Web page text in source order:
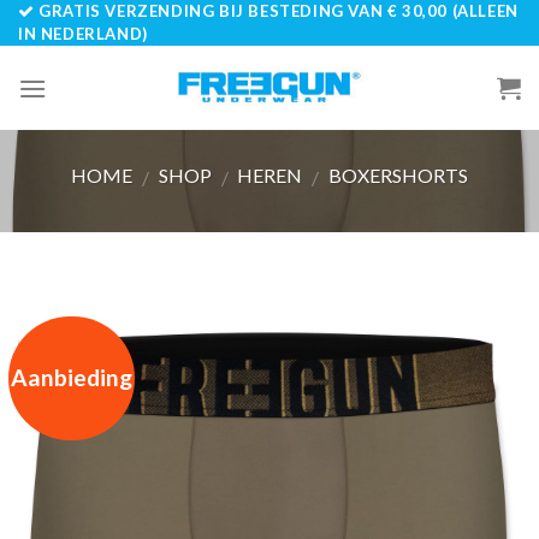
Skip
to
GRATIS VERZENDING BIJ BESTEDING VAN € 30,00 (ALLEEN
IN NEDERLAND)
HOME / SHOP / HEREN / BOXERSHORTS
Aanbieding